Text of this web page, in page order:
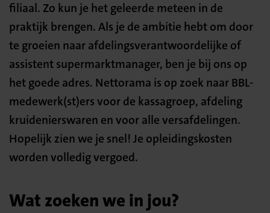
filiaal. Zo kun je het geleerde meteen in de
praktijk brengen. Als je de ambitie hebt om door
te groeien naar afdelingsverantwoordelijke of
assistent supermarktmanager, ben je bij ons op
het goede adres. Nettorama is op zoek naar BBL-
medewerk(st)ers voor de kassagroep, afdeling
kruidenierswaren en voor alle versafdelingen.
Hopelijk zien we je snel! Je opleidingskosten
worden volledig vergoed.
Wat zoeken we in jou?